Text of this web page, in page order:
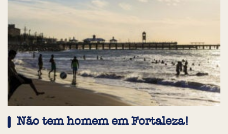
Não tem homem em Fortaleza!